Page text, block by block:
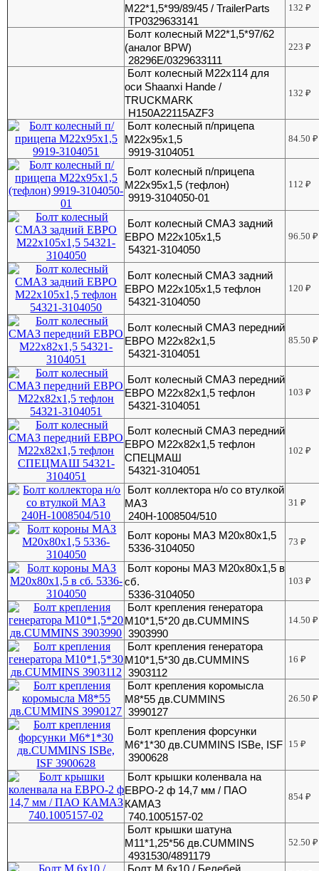
М22*1,5*99/89/45 / TrailerParts
TP0329633141
132₽
Болт колесный М22*1,5*97/62
(аналог BPW)
28296E/0329633111
223₽
Болт колесный М22х114 для
оси Shaanxi Hande /
TRUCKMARK
H150A22115AZF3
132₽
Болт колесный п/прицепа
М22х95х1,5
9919-3104051
84.50₽
Болт колесный п/прицепа
М22х95х1,5 (тефлон)
9919-3104050-01
112₽
Болт колесный СМАЗ задний
ЕВРО М22x105x1,5
54321-3104050
96.50₽
Болт колесный СМАЗ задний
ЕВРО М22х105х1,5 тефлон
54321-3104050
120₽
Болт колесный СМАЗ передний
ЕВРО М22х82х1,5
54321-3104051
85.50₽
Болт колесный СМАЗ передний
ЕВРО М22х82х1,5 тефлон
54321-3104051
103₽
Болт колесный СМАЗ передний
ЕВРО М22х82х1,5 тефлон
СПЕЦМАШ
54321-3104051
102₽
Болт коллектора н/о со втулкой
МАЗ
240Н-1008504/510
31₽
Болт короны МАЗ М20х80х1,5
5336-3104050
73₽
Болт короны МАЗ М20х80х1,5 в
сб.
5336-3104050
103₽
Болт крепления генератора
М10*1,5*20 дв.CUMMINS
3903990
14.50₽
Болт крепления генератора
М10*1,5*30 дв.CUMMINS
3903112
16₽
Болт крепления коромысла
М8*55 дв.CUMMINS
3990127
26.50₽
Болт крепления форсунки
M6*1*30 дв.CUMMINS ISBe, ISF
3900628
15₽
Болт крышки коленвала на
ЕВРО-2 ф 14,7 мм / ПАО
КАМАЗ
740.1005157-02
854₽
Болт крышки шатуна
М11*1,25*56 дв.CUMMINS
4931530/4891179
52.50₽